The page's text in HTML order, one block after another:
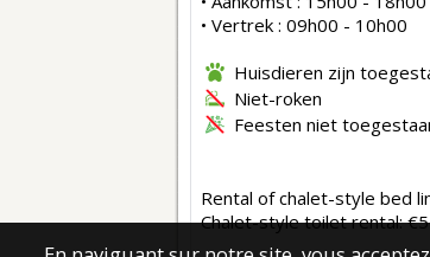
• Vertrek : 09h00 - 10h00
Huisdieren zijn
Niet-roken
Feesten niet
Rental of chalet-style bed
Chalet-style toilet rental: